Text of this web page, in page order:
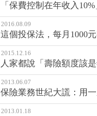
「保費控制在年收入
2016.08.09
這個投保法，每月1000
2015.12.16
人家都說「壽險額度該
2013.06.07
保險業務世紀大謊：用
2013.01.18